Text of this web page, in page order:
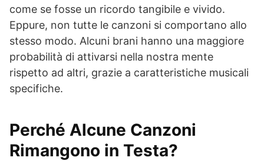
come se fosse un ricordo tangibile e vivido.
Eppure, non tutte le canzoni si comportano allo
stesso modo. Alcuni brani hanno una maggiore
probabilità di attivarsi nella nostra mente
rispetto ad altri, grazie a caratteristiche musicali
specifiche.
Perché Alcune Canzoni
Rimangono in Testa?